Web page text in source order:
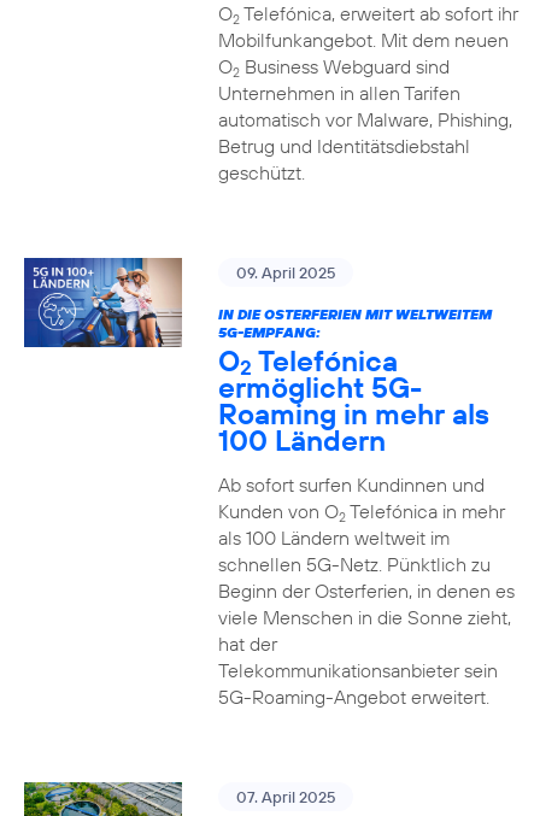
O2Telefónica, erweitert ab sofort ihr
Mobilfunkangebot. Mit dem neuen
O2Business Webguard sind
Unternehmen in allen Tarifen
automatisch vor Malware, Phishing,
Betrug und Identitätsdiebstahl
geschützt.
09. April 2025
IN DIE OSTERFERIEN MIT WELTWEITEM
5G-EMPFANG:
O2 Telefónica
ermöglicht 5G-
Roaming in mehr als
100 Ländern
Ab sofort surfen Kundinnen und
Kunden von O2Telefónica in mehr
als 100 Ländern weltweit im
schnellen 5G-Netz. Pünktlich zu
Beginn der Osterferien, in denen es
viele Menschen in die Sonne zieht,
hat der
Telekommunikationsanbieter sein
5G-Roaming-Angebot erweitert.
07. April 2025